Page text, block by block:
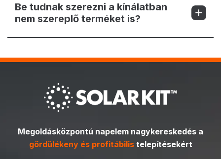
Be tudnak szerezni a kínálatban
nem szereplő terméket is?
Megoldásközpontú napelem nagykereskedés a
gördülékeny és profitábilistelepítésekért